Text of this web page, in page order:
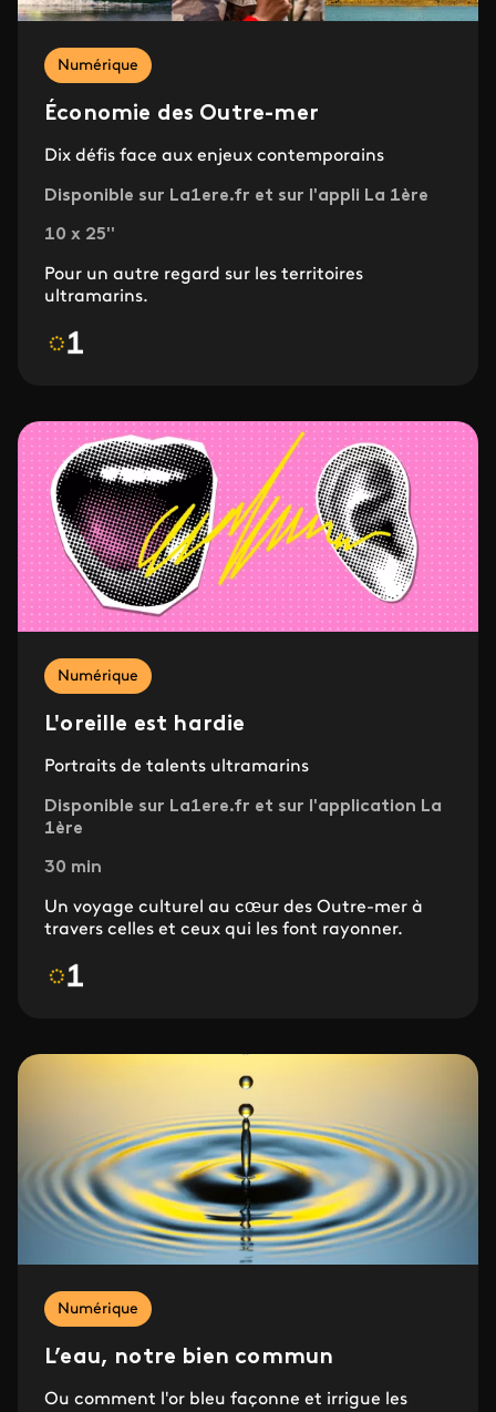
Numérique
Économie des Outre-mer
Dix défis face aux enjeux contemporains
Disponible sur La1ere.fr et sur l'appli La 1ère
10 x 25''
Pour un autre regard sur les territoires
ultramarins.
Numérique
L'oreille est hardie
Portraits de talents ultramarins
Disponible sur La1ere.fr et sur l'application La
1ère
30 min
Un voyage culturel au cœur des Outre-mer à
travers celles et ceux qui les font rayonner.
Numérique
L’eau, notre bien commun
Ou comment l'or bleu façonne et irrigue les